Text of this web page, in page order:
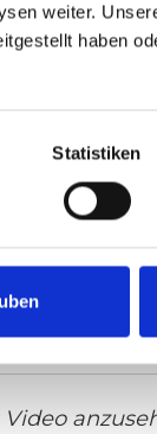
weiter.
haben
Statistiken